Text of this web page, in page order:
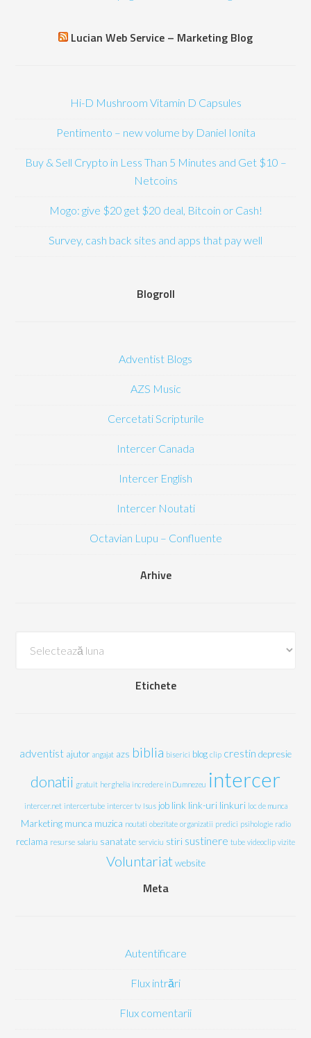
Lucian Web Service – Marketing Blog
Hi-D Mushroom Vitamin D Capsules
Pentimento – new volume by Daniel Ionita
Buy & Sell Crypto in Less Than 5 Minutes and Get $10 –
Netcoins
Mogo: give $20 get $20 deal, Bitcoin or Cash!
Survey, cash back sites and apps that pay well
Blogroll
Adventist Blogs
AZS Music
Cercetati Scripturile
Intercer Canada
Intercer English
Intercer Noutati
Octavian Lupu – Confluente
Arhive
Etichete
adventist ajutor angajat azs biblia biserici blog clip crestin depresie
donatii gratuit herghelia incredere in Dumnezeu intercer
intercer.net intercertube intercer tv Isus job link link-uri linkuri loc de munca
Marketing munca muzica noutati obezitate organizatii predici psihologie radio
reclama resurse salariu sanatate serviciu stiri sustinere tube videoclip vizite
Voluntariat website
Meta
Autentificare
Flux intrări
Flux comentarii